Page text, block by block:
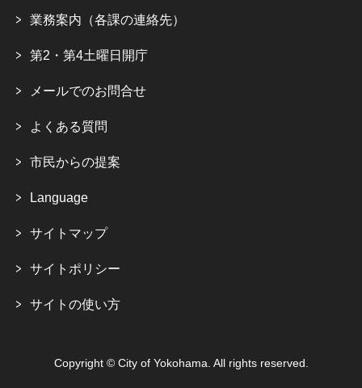
業務案内（各課の連絡先）
第2・第4土曜日開庁
メールでのお問合せ
よくある質問
市民からの提案
Language
サイトマップ
サイトポリシー
サイトの使い方
Copyright © City of Yokohama. All rights reserved.